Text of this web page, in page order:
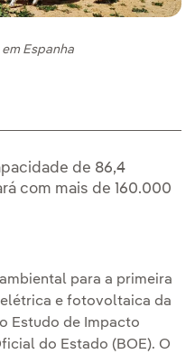
Espanha
de 86,4
com mais de 160.000
para a primeira
e fotovoltaica da
Estudo de Impacto
do Estado (BOE). O